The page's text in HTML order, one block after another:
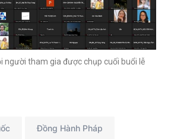
người tham gia được chụp cuối buổi lễ
Đồng Hành Pháp